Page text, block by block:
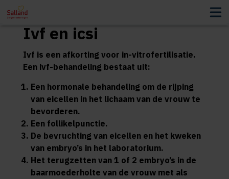
Ivf en icsi
Ivf is een afkorting voor in-vitrofertilisatie.
Een ivf-behandeling bestaat uit:
Een hormonale behandeling om de rijping
van eicellen in het lichaam van de vrouw te
bevorderen.
Een follikelpunctie.
De bevruchting van eicellen en het kweken
van embryo’s in het laboratorium.
Het terugzetten van 1 of 2 embryo’s in de
baarmoederholte van de vrouw met als